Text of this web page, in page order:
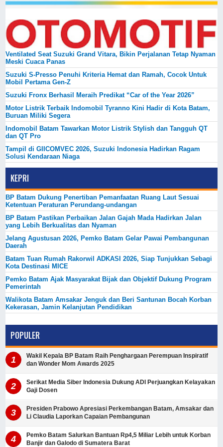
Ventilated Seat Suzuki Grand Vitara, Bikin Perjalanan Tetap Nyaman
Meski Cuaca Panas
Suzuki S-Presso Penuhi Kriteria Hemat dan Ramah, Cocok Untuk
Mobil Pertama Gen-Z
Suzuki Fronx Berhasil Meraih Predikat “Car of the Year 2026”
Motor Listrik Terbaik Indomobil Tyranno Kini Hadir di Kota Batam,
Buruan Miliki Segera
Indomobil Batam Tawarkan Motor Listrik Stylish dan Tangguh QT
dan QT Pro
Tampil di GIICOMVEC 2026, Suzuki Indonesia Hadirkan Ragam
Solusi Kendaraan Niaga
KEPRI
BP Batam Dukung Penertiban Pemanfaatan Ruang Laut Sesuai
Ketentuan Peraturan Perundang-undangan
BP Batam Pastikan Perbaikan Jalan Gajah Mada Hadirkan Jalan
yang Lebih Berkualitas dan Nyaman
Jelang Agustusan 2026, Pemko Batam Gelar Pawai Pembangunan
Daerah
Batam Tuan Rumah Rakorwil ADKASI 2026, Siap Tunjukkan Sebagi
Kota Destinasi MICE
Pemko Batam Ajak Masyarakat Bijak dan Objektif Dukung Program
Pemerintah
Walikota Batam Amsakar Jenguk dan Beri Santunan Bocah Korban
Kekerasan, Jamin Kelanjutan Pendidikan
POPULER
Wakil Kepala BP Batam Raih Penghargaan Perempuan Inspiratif
dan Wonder Mom Awards 2025
Serikat Media Siber Indonesia Dukung ADI Perjuangkan Kelayakan
Gaji Dosen
Presiden Prabowo Apresiasi Perkembangan Batam, Amsakar dan
Li Claudia Laporkan Capaian Pembangunan
Pemko Batam Salurkan Bantuan Rp4,5 Miliar Lebih untuk Korban
Banjir dan Galodo di Sumatera Barat